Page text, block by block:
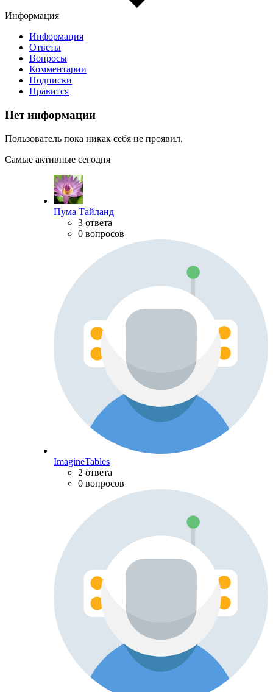
Информация
Информация
Ответы
Вопросы
Комментарии
Подписки
Нравится
Нет информации
Пользователь пока никак себя не проявил.
Самые активные сегодня
Пума Тайланд
3 ответа
0 вопросов
ImagineTables
2 ответа
0 вопросов